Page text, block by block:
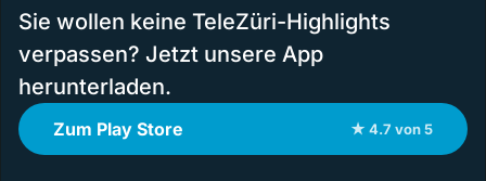
Sie wollen keine TeleZüri-Highlights
verpassen? Jetzt unsere App
herunterladen.
Zum Play Store ★ 4.7 von 5